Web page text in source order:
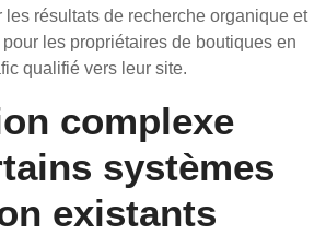
résultats de recherche organique et
les propriétaires de boutiques en
qualifié vers leur site.
complexe
systèmes
existants